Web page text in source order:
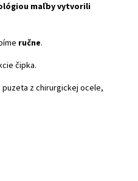
maľby vytvorili
ručne.
čipka.
z chirurgickej ocele,